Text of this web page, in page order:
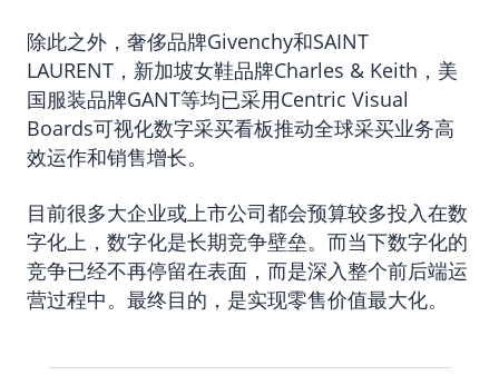
除此之外，奢侈品牌Givenchy和SAINT
LAURENT，新加坡女鞋品牌Charles & Keith，美
国服装品牌GANT等均已采用Centric Visual
Boards可视化数字采买看板推动全球采买业务高
效运作和销售增长。
目前很多大企业或上市公司都会预算较多投入在数
字化上，数字化是长期竞争壁垒。而当下数字化的
竞争已经不再停留在表面，而是深入整个前后端运
营过程中。最终目的，是实现零售价值最大化。